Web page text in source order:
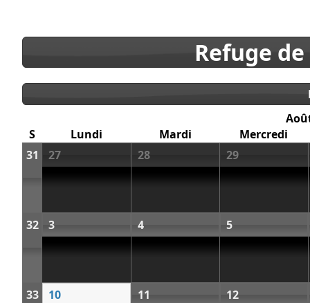
Refuge
S
Lundi Mardi
Mercredi
31
27 28 29
32 3 4 5
33 10 11 12